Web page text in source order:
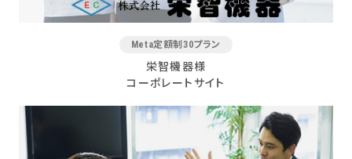
Meta定額制30プラン
栄智機器様
コーポレートサイト